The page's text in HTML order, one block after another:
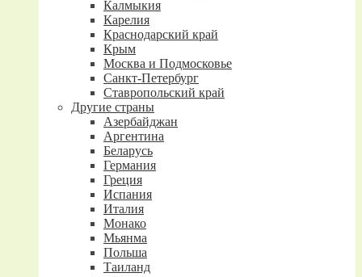
Калмыкия
Карелия
Краснодарский край
Крым
Москва и Подмосковье
Санкт-Петербург
Ставропольский край
Другие страны
Азербайджан
Аргентина
Беларусь
Германия
Греция
Испания
Италия
Монако
Мьянма
Польша
Таиланд